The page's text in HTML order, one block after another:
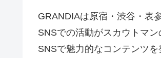
GRANDIAは原宿・渋谷・表
SNSでの活動がスカウトマ
SNSで魅力的なコンテンツ